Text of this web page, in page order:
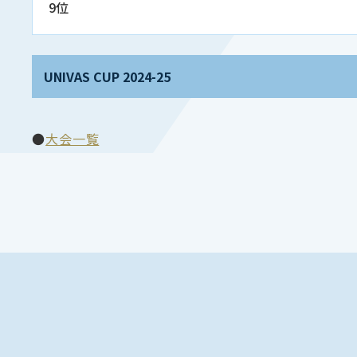
9位
UNIVAS CUP 2024-25
●大会一覧